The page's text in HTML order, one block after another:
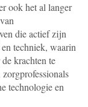
ook het al langer
die actief zijn
techniek, waarin
krachten te
technologie en